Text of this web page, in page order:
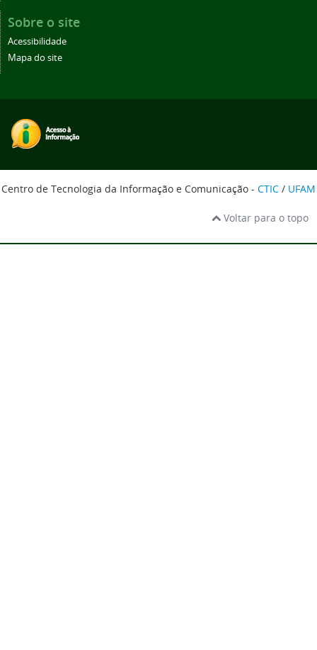
Sobre o site
Acessibilidade
Mapa do site
Centro de Tecnologia da Informação e Comunicação - CTIC / UFAM
Voltar para o topo